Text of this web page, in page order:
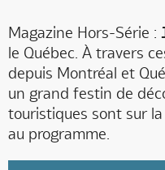
Magazine Hors-Série :
le Québec. À travers
depuis Montréal et
un grand festin de
touristiques sont sur
au programme.